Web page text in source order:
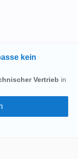
kein
Vertrieb in